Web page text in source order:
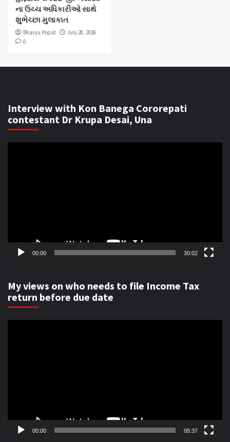
ના ઉચ્ચ અધિકારીઓ સાથે
શુભેચ્છા મુલાકાત
Bhavya Popat
July 28, 2026
0
Interview with Kon Banega Cororepati
contestant Dr Krupa Desai, Una
00:00 30:02
My views on who needs to file Income Tax
return before due date
00:00 05:37